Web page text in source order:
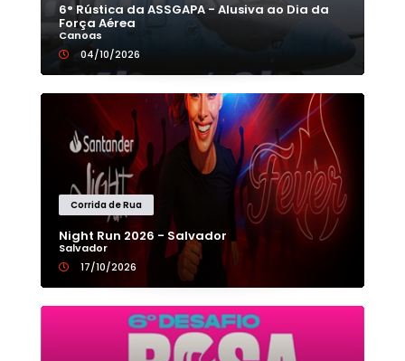
6° Rústica da ASSGAPA - Alusiva ao Dia da
Força Aérea
Canoas
04/10/2026
Corrida de Rua
Night Run 2026 - Salvador
Salvador
17/10/2026